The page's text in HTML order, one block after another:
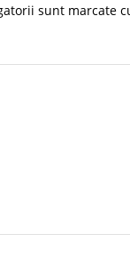
sunt marcate